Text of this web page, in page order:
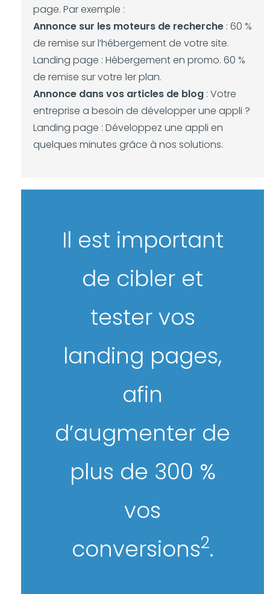
page. Par exemple :
Annonce sur les moteurs de recherche : 60 %
de remise sur l’hébergement de votre site.
Landing page : Hébergement en promo. 60 %
de remise sur votre 1er plan.
Annonce dans vos articles de blog : Votre
entreprise a besoin de développer une appli ?
Landing page : Développez une appli en
quelques minutes grâce à nos solutions.
Il est important
de cibler et
tester vos
landing pages,
afin
d’augmenter de
plus de 300 %
vos
conversions2.